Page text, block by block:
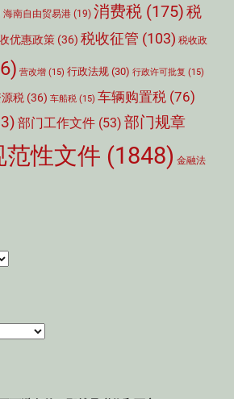
海南自由贸易港 (19) 消费税 (175)税
优惠政策 (36) 税收征管 (103) 税收政
营改增 (15) 行政法规 (30) 行政许可批复 (15)
源税 (36) 车船税 (15) 车辆购置税 (76)
部门工作文件 (53) 部门规章
范性文件 (1848) 金融法